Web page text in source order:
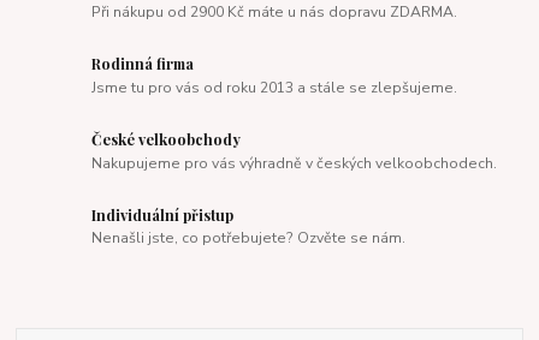
Při nákupu od 2900 Kč máte u nás dopravu ZDARMA.
Rodinná firma
Jsme tu pro vás od roku 2013 a stále se zlepšujeme.
České velkoobchody
Nakupujeme pro vás výhradně v českých velkoobchodech.
Individuální přistup
Nenašli jste, co potřebujete? Ozvěte se nám.